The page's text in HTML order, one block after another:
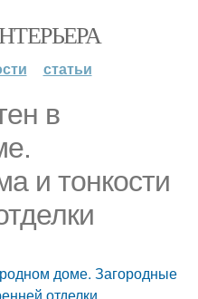
статьи
в
и тонкости
доме. Загородные